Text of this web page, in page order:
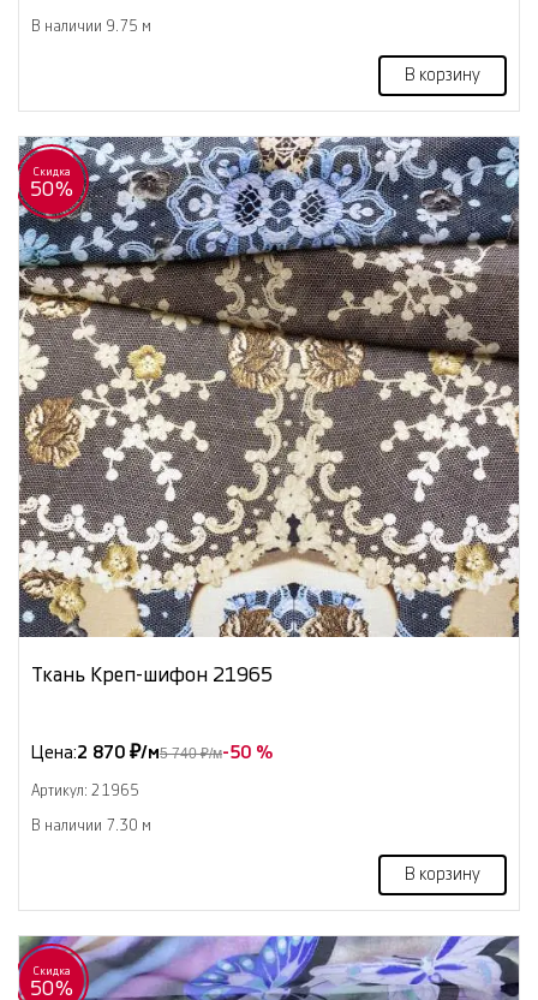
В наличии 9.75 м
В корзину
Скидка
50%
Ткань Креп-шифон 21965
Цена:2 870 ₽/м5 740 ₽/м-50 %
Артикул: 21965
В наличии 7.30 м
В корзину
Скидка
50%